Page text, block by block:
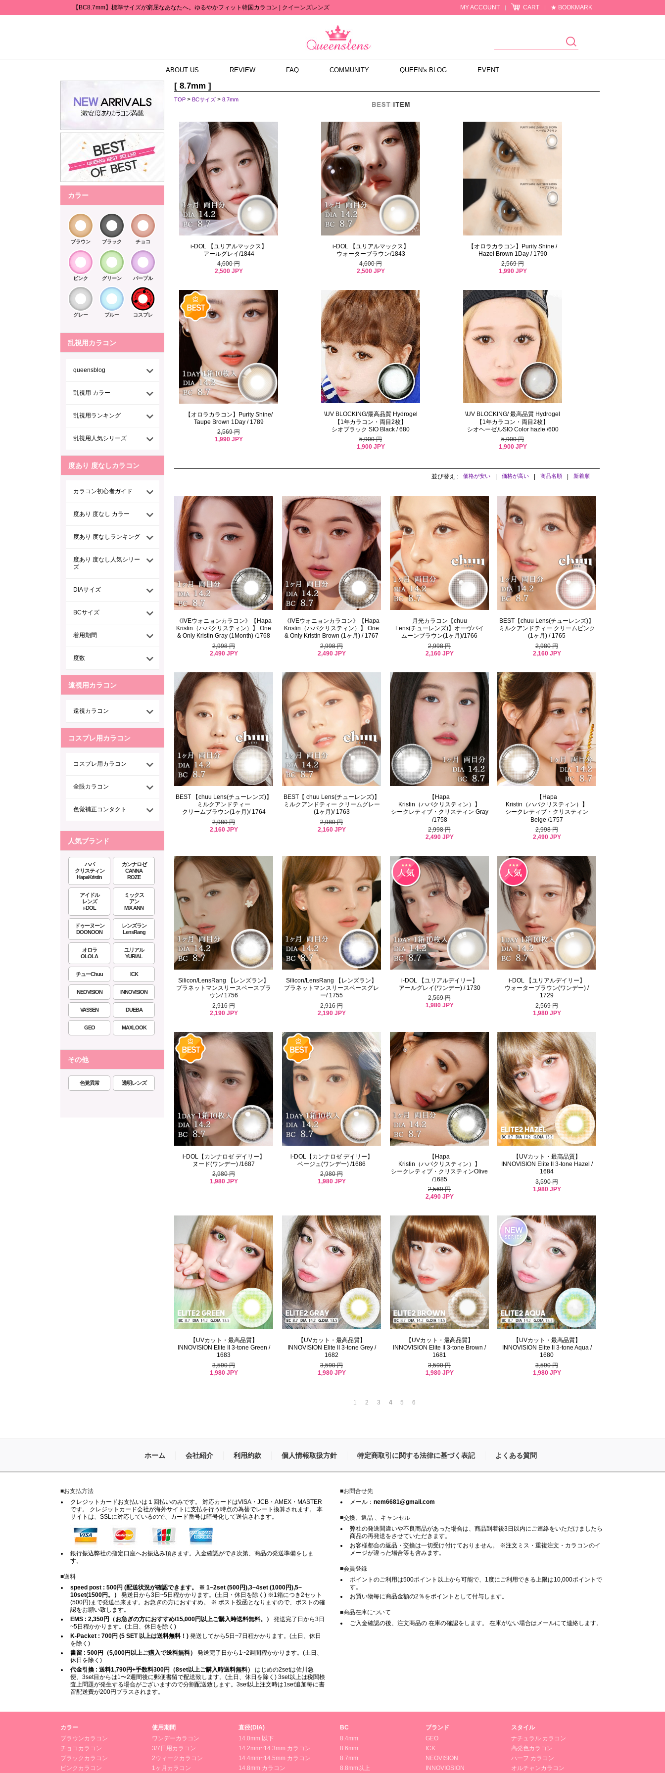
【BC8.7mm】標準サイズが窮屈なあなたへ。ゆるやかフィット韓国カラコン | クイーンズレンズ MY ACCOUNT | CART | ★ BOOKMARK
ABOUT US REVIEW FAQ COMMUNITY QUEEN's BLOG EVENT
カラー
ブラウン ブラック チョコ
ピンク グリーン パープル
グレー ブルー コスプレ
乱視用カラコン
queensblog
乱視用 カラー
乱視用ランキング
乱視用人気シリーズ
度あり 度なしカラコン
カラコン初心者ガイド
度あり 度なし カラー
度あり 度なしランキング
度あり 度なし人気シリー
ズ
DIAサイズ
BCサイズ
着用期間
度数
遠視用カラコン
遠視カラコン
コスプレ用カラコン
コスプレ用カラコン
全眼カラコン
色覚補正コンタクト
人気ブランド
ハパ
クリスティン
HapaKristin
カンナロゼ
CANNA
ROZE
アイドル
レンズ
i-DOL
ミックス
アン
MIX ANN
ドゥーヌーン
DOONOON
レンズラン
LensRang
オロラ
OLOLA
ユリアル
YURIAL
チューChuu ICK
NEOVISION INNOVISION
VASSEN DUEBA
GEO MAXLOOK
その他
色覚異常 透明レンズ
[ 8.7mm ]
TOP > BCサイズ > 8.7mm
i-DOL 【ユリアルマックス】
アールグレイ/1844
4,600 円
2,500 JPY
i-DOL 【ユリアルマックス】
ウォーターブラウン/1843
4,600 円
2,500 JPY
【オロラカラコン】Purity Shine /
Hazel Brown 1Day / 1790
2,569 円
1,990 JPY
【オロラカラコン】Purity Shine/
Taupe Brown 1Day / 1789
2,569 円
1,990 JPY
\UV BLOCKING/最高品質 Hydrogel
【1年カラコン・両目2枚】
シオブラック SIO Black / 680
5,900 円
1,900 JPY
\UV BLOCKING/ 最高品質 Hydrogel
【1年カラコン・両目2枚】
シオヘーゼルSIO Color hazle /600
5,900 円
1,900 JPY
並び替え : 価格が安い 価格が高い 商品名順 新着順
《IVEウォニョンカラコン》【Hapa
Kristin（ハパクリスティン）】 One
& Only Kristin Gray (1Month) /1768
2,998 円
2,490 JPY
《IVEウォニョンカラコン》【Hapa
Kristin（ハパクリスティン）】 One
& Only Kristin Brown (1ヶ月) / 1767
2,998 円
2,490 JPY
月光カラコン【chuu
Lens(チューレンズ)】オーヴパイ
ムーンブラウン(1ヶ月)/1766
2,998 円
2,160 JPY
BEST【chuu Lens(チューレンズ)】
ミルクアンドティー クリームピンク
(1ヶ月) / 1765
2,980 円
2,160 JPY
BEST 【chuu Lens(チューレンズ)】
ミルクアンドティー
クリームブラウン(1ヶ月)/ 1764
2,980 円
2,160 JPY
BEST【 chuu Lens(チューレンズ)】
ミルクアンドティー クリームグレー
(1ヶ月)/ 1763
2,980 円
2,160 JPY
【Hapa
Kristin（ハパクリスティン）】
シークレティブ・クリスティン Gray
/1758
2,998 円
2,490 JPY
【Hapa
Kristin（ハパクリスティン）】
シークレティブ・クリスティン
Beige /1757
2,998 円
2,490 JPY
Silicon/LensRang 【レンズラン】
プラネットマンスリースペースブラ
ウン/ 1756
2,916 円
2,190 JPY
Silicon/LensRang 【レンズラン】
プラネットマンスリースペースグレ
ー/ 1755
2,916 円
2,190 JPY
i-DOL 【ユリアルデイリー】
アールグレイ(ワンデー) / 1730
2,569 円
1,980 JPY
i-DOL 【ユリアルデイリー】
ウォーターブラウン(ワンデー) /
1729
2,569 円
1,980 JPY
i-DOL【カンナロゼ デイリー】
ヌード(ワンデー) /1687
2,980 円
1,980 JPY
i-DOL【カンナロゼ デイリー】
ベージュ(ワンデー) /1686
2,980 円
1,980 JPY
【Hapa
Kristin（ハパクリスティン）】
シークレティブ・クリスティンOlive
/1685
2,569 円
2,490 JPY
【UVカット・最高品質】
INNOVISION Elite II 3-tone Hazel /
1684
3,590 円
1,980 JPY
【UVカット・最高品質】
INNOVISION Elite II 3-tone Green /
1683
3,590 円
1,980 JPY
【UVカット・最高品質】
INNOVISION Elite II 3-tone Grey /
1682
3,590 円
1,980 JPY
【UVカット・最高品質】
INNOVISION Elite II 3-tone Brown /
1681
3,590 円
1,980 JPY
【UVカット・最高品質】
INNOVISION Elite II 3-tone Aqua /
1680
3,590 円
1,980 JPY
1 2 3 4 5 6
ホーム 会社紹介 利用約款 個人情報取扱方針 特定商取引に関する法律に基づく表記 よくある質問
■お支払方法
クレジットカードお支払いは１回払いのみです。 対応カードはVISA・JCB・AMEX・MASTER
です。 クレジットカード会社が海外サイトに支払を行う時点の為替でレート換算されます。 本
サイトは、SSLに対応しているので、カード番号は暗号化して送信されます。
銀行振込弊社の指定口座へお振込み頂きます。入金確認ができ次第、商品の発送準備をしま
す。
■送料
speed post : 500円 (配送状況が確認できます。 ※ 1~2set (500円),3~4set (1000円),5~
10set(1500円。）
発送日から3日~5日程かかります。(土日・休日を除く) ※1箱につき2セット
(500円)まで発送出来ます。お急ぎの方におすすめ。 ※ ポスト投函となりますので、ポストの確
認をお願い致します。
EMS : 2,350円（お急ぎの方におすすめ/15,000円以上ご購入時送料無料。）
発送完了日から3日
~5日程かかります。(土日、休日を除く)
K-Packet : 700円 (5 SET 以上は送料無料！) 発送してから5日~7日程かかります。(土日、休日
を除く)
書留 : 500円（5,000円以上ご購入で送料無料）
発送完了日から1~2週間程かかります。(土日、
休日を除く)
代金引換 : 送料1,790円+手数料300円（8set以上ご購入時送料無料）
はじめの2setは佐川急
便、3set目からは1〜2週間後に郵便書留で配送致します。(土日、休日を除く) 3set以上は税関検
査上問題が発生する場合がございますので分割配送致します。3set以上注文時は1set追加毎に書
留配送費が200円プラスされます。
■お問合せ先
メール： nem6681@gmail.com
■交換、返品 、キャンセル
弊社の発送間違いや不良商品があった場合は、商品到着後3日以内にご連絡をいただけましたら
商品の再発送をさせていただきます。
お客様都合の返品・交換は一切受け付けておりません。 ※注文ミス・重複注文・カラコンのイ
メージが違った場合等も含みます。
■会員登録
ポイントのご利用は500ポイント以上から可能で、1度にご利用できる上限は10,000ポイントで
す。
お買い物毎に商品金額の2％をポイントとして付与します。
■商品在庫について
ご入金確認の後、注文商品の 在庫の確認をします。 在庫がない場合はメールにて連絡します。
カラー
ブラウンカラコン
チョコカラコン
ブラックカラコン
ピンクカラコン
使用期間
ワンデーカラコン
3/7日用カラコン
2ウィークカラコン
1ヶ月カラコン
直径(DIA)
14.0mm 以下
14.2mm~14.3mm カラコン
14.4mm~14.5mm カラコン
14.8mm カラコン
BC
8.4mm
8.6mm
8.7mm
8.8mm以上
ブランド
GEO
ICK
NEOVISION
INNOVIOSION
スタイル
ナチュラル カラコン
高発色カラコン
ハーフ カラコン
オルチャンカラコン